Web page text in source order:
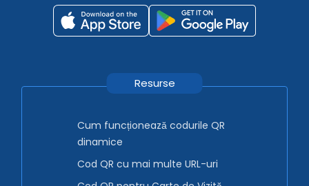
Resurse
Cum funcționează codurile QR
dinamice
Cod QR cu mai multe URL-uri